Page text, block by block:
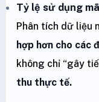
Tỷ lệ sử dụng
Phân tích dữ liệu
hợp hơn cho các
không chỉ “gây
thu thực tế.